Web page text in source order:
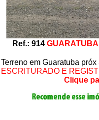
Ref.: 914 GUARATUBA
Terreno em Guaratuba próx
ESCRITURADO E
Clique